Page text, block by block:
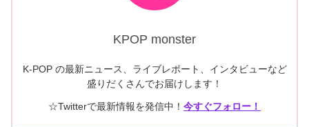
KPOP monster
K-POP の最新ニュース、ライブレポート、インタビューなど
盛りだくさんでお届けします！
☆Twitterで最新情報を発信中！ 今すぐフォロー！